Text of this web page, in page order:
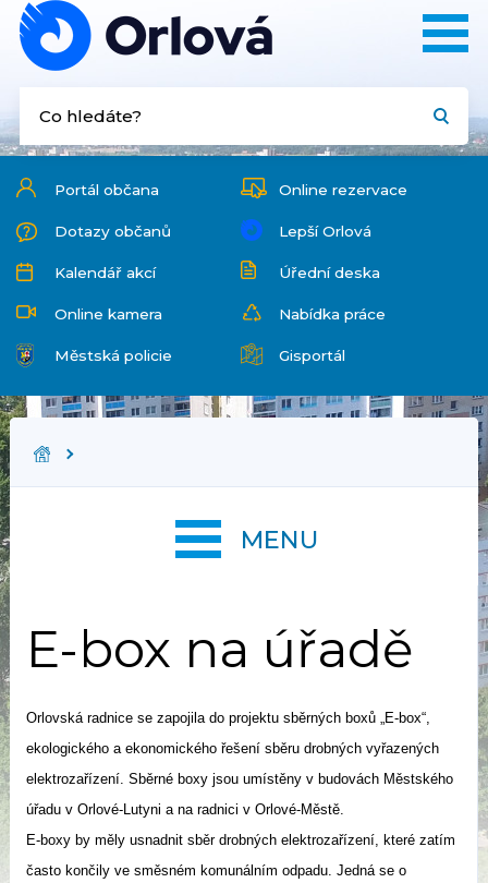
Portál občana Online rezervace
Dotazy občanů Lepší Orlová
Kalendář akcí Úřední deska
Online kamera Nabídka práce
Městská policie Gisportál
E-box na úřadě
Orlovská radnice se zapojila do projektu sběrných boxů „E-box“,
ekologického a ekonomického řešení sběru drobných vyřazených
elektrozařízení. Sběrné boxy jsou umístěny v budovách Městského
úřadu v Orlové-Lutyni a na radnici v Orlové-Městě.
E-boxy by měly usnadnit sběr drobných elektrozařízení, které zatím
často končily ve směsném komunálním odpadu. Jedná se o
MENU